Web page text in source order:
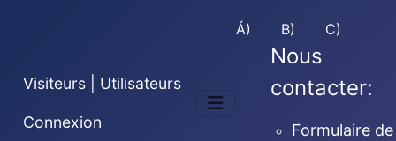
Visiteurs | Utilisateurs
Connexion
Á) B) C)
Nous
contacter:
Formulaire de